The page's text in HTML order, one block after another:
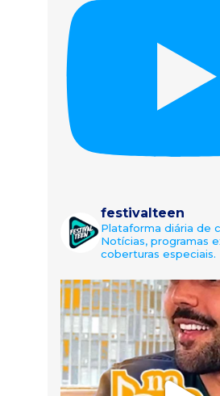
festivalteen
Plataforma diária de
Notícias, programas
coberturas especiais.